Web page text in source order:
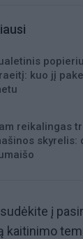
kuo jį
reikalingas
skyrelis:
į
kaitinimo